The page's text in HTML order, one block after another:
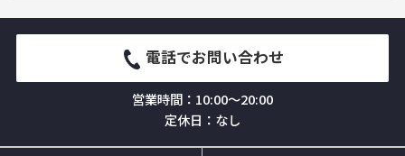
電話でお問い合わせ
営業時間：10:00～20:00
定休日：なし